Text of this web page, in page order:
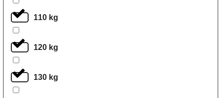
110 kg
120 kg
130 kg